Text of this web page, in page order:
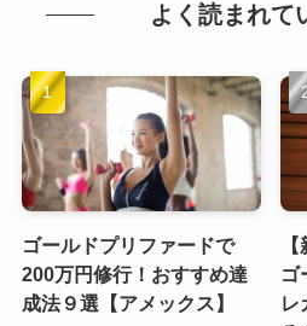
よく読まれて
ゴールドプリファードで
200万円修行！おすすめ達
成法９選【アメックス】
ゴ
レ